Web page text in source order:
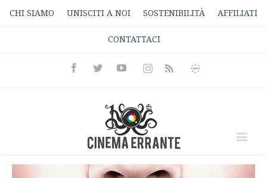
CHI SIAMO UNISCITI A NOI SOSTENIBILITÀ AFFILIATI
CONTATTACI
FacebookTwitterYoutubeInstagramRss
Informativa